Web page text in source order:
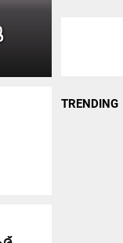
TRENDING